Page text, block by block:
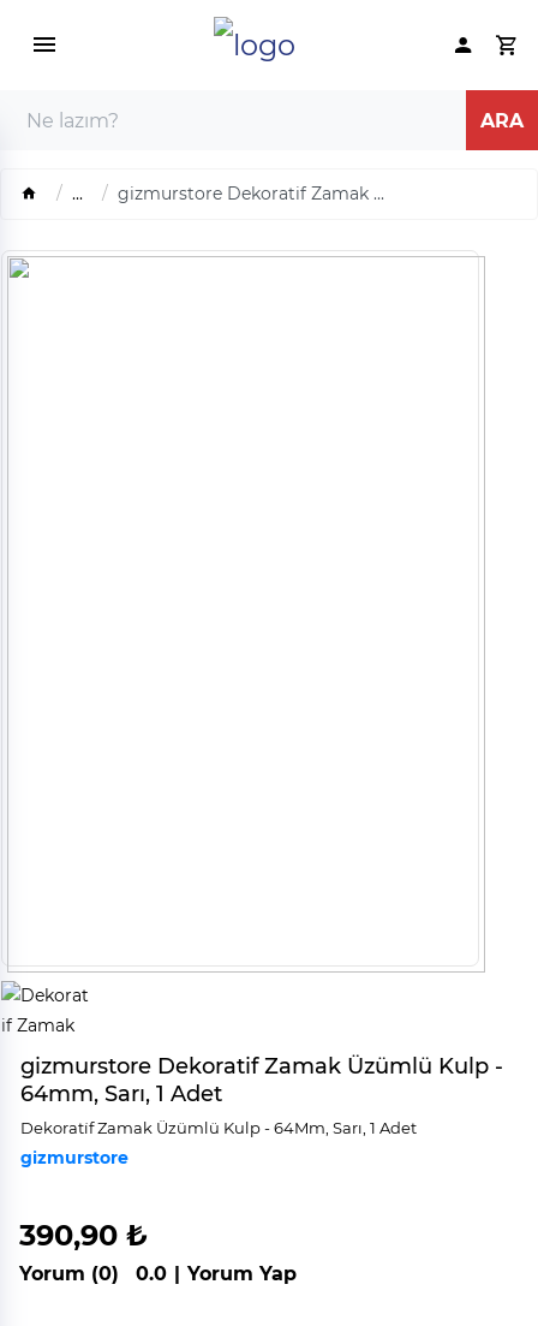
... gizmurstore Dekoratif Zamak ...
gizmurstore Dekoratif Zamak Üzümlü Kulp -
64mm, Sarı, 1 Adet
Dekorati̇f Zamak Üzümlü Kulp - 64Mm, Sarı, 1 Adet
gizmurstore
390,90 ₺
Yorum (0) 0.0 | Yorum Yap